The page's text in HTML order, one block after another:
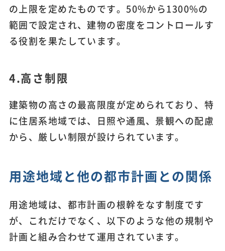
の上限を定めたものです。50%から1300%の
範囲で設定され、建物の密度をコントロールす
る役割を果たしています。
4.高さ制限
建築物の高さの最高限度が定められており、特
に住居系地域では、日照や通風、景観への配慮
から、厳しい制限が設けられています。
用途地域と他の都市計画との関係
用途地域は、都市計画の根幹をなす制度です
が、これだけでなく、以下のような他の規制や
計画と組み合わせて運用されています。